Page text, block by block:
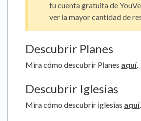
tu cuenta gratuita de
ver la mayor cantidad de
Descubrir Planes
Mira cómo descubrir Planes aquí.
Descubrir Iglesias
Mira cómo descubrir iglesias aquí.